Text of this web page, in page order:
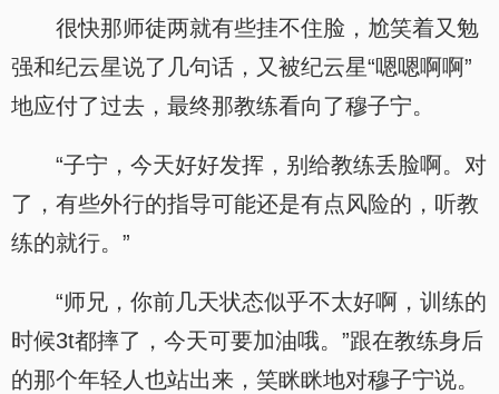
很快那师徒两就有些挂不住脸，尬笑着又勉
强和纪云星说了几句话，又被纪云星“嗯嗯啊啊”
地应付了过去，最终那教练看向了穆子宁。
“子宁，今天好好发挥，别给教练丢脸啊。对
了，有些外行的指导可能还是有点风险的，听教
练的就行。”
“师兄，你前几天状态似乎不太好啊，训练的
时候3t都摔了，今天可要加油哦。”跟在教练身后
的那个年轻人也站出来，笑眯眯地对穆子宁说。